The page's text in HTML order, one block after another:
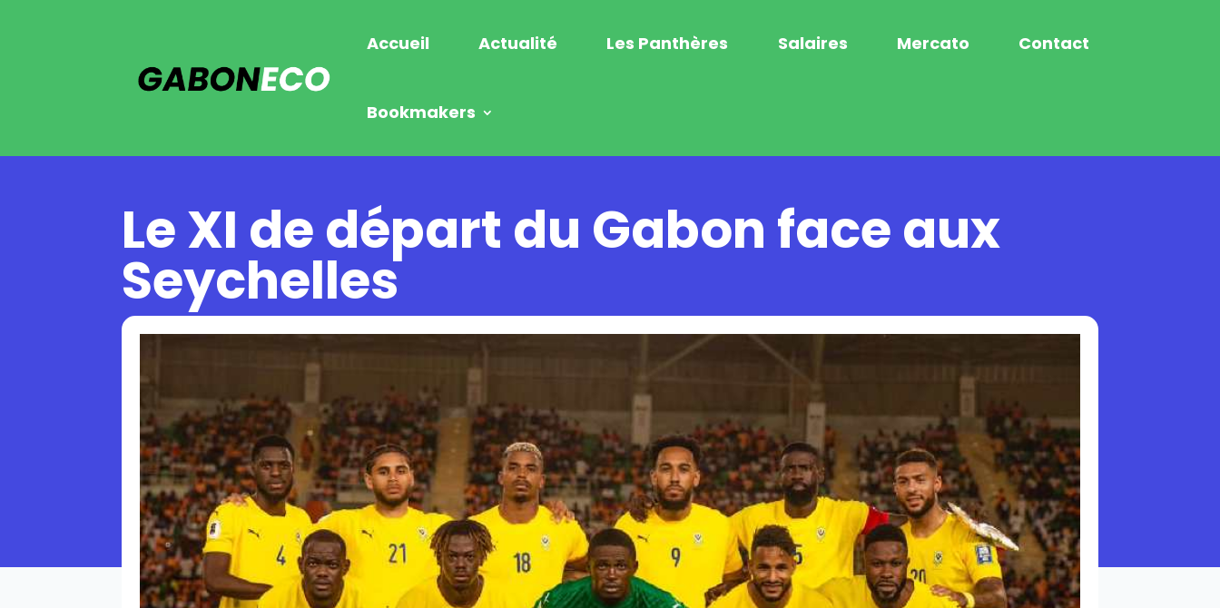
Accueil Actualité Les Panthères Salaires Mercato Contact
Bookmakers
Le XI de départ du Gabon face aux
Seychelles